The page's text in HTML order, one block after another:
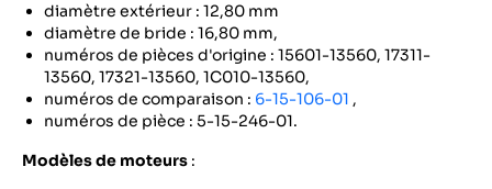
diamètre extérieur : 12,80 mm
diamètre de bride : 16,80 mm,
numéros de pièces d'origine : 15601-13560, 17311-
13560, 17321-13560, 1C010-13560,
numéros de comparaison : 6-15-106-01 ,
numéros de pièce : 5-15-246-01.
Modèles de moteurs :